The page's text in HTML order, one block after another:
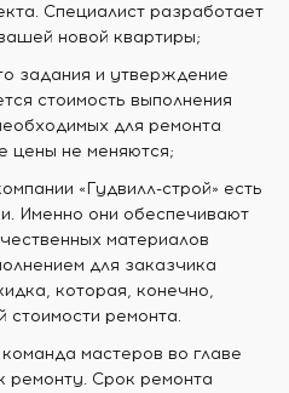
Специалист разработает
новой квартиры;
задания и утверждение
стоимость выполнения
для ремонта
цены не меняются;
«Гудвилл-строй» есть
Именно они обеспечивают
материалов
для заказчика
которая, конечно,
стоимости ремонта.
мастеров во главе
ремонту. Срок ремонта